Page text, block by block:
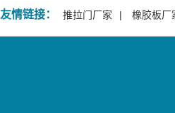
友情链接： 推拉门厂家 橡胶板厂